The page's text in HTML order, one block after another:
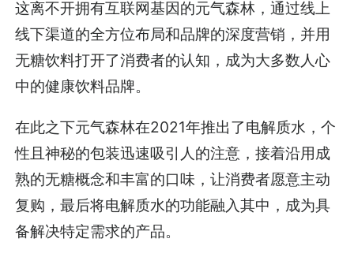
这离不开拥有互联网基因的元气森林，通过线上
线下渠道的全方位布局和品牌的深度营销，并用
无糖饮料打开了消费者的认知，成为大多数人心
中的健康饮料品牌。
在此之下元气森林在2021年推出了电解质水，个
性且神秘的包装迅速吸引人的注意，接着沿用成
熟的无糖概念和丰富的口味，让消费者愿意主动
复购，最后将电解质水的功能融入其中，成为具
备解决特定需求的产品。